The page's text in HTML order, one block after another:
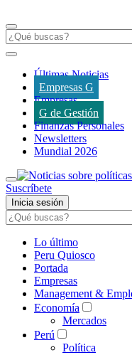
Últimas Noticias
Empresas G
Empresas
G de Gestión
Finanzas Personales
Newsletters
Mundial 2026
Suscríbete
Inicia sesión
Lo último
Peru Quiosco
Portada
Empresas
Management &
Economía
Mercados
Perú
Política